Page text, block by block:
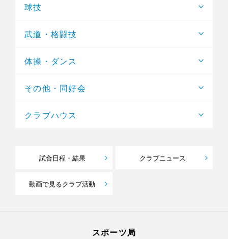
球技
武道・格闘技
体操・ダンス
その他・同好会
クラブハウス
試合日程・結果 クラブニュース
動画で見るクラブ活動
スポーツ局